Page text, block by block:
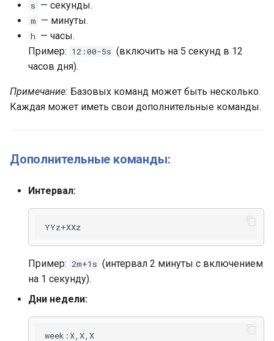
s — секунды.
m — минуты.
h — часы.
Пример: 12:00-5s (включить на 5 секунд в 12
часов дня).
Примечание: Базовых команд может быть несколько.
Каждая может иметь свои дополнительные команды.
Дополнительные команды:
Интервал:
Пример: 2m+1s (интервал 2 минуты с включением
на 1 секунду).
Дни недели: